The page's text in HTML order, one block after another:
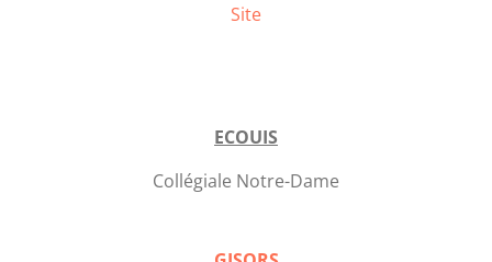
Site
ECOUIS
Collégiale Notre-Dame